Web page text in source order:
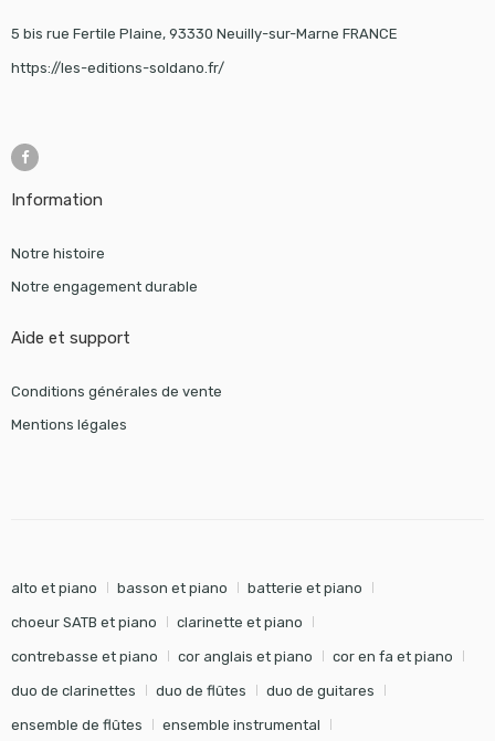
5 bis rue Fertile Plaine, 93330 Neuilly-sur-Marne FRANCE
https://les-editions-soldano.fr/
Information
Notre histoire
Notre engagement durable
Aide et support
Conditions générales de vente
Mentions légales
alto et piano basson et piano batterie et piano
choeur SATB et piano clarinette et piano
contrebasse et piano cor anglais et piano cor en fa et piano
duo de clarinettes duo de flûtes duo de guitares
ensemble de flûtes ensemble instrumental